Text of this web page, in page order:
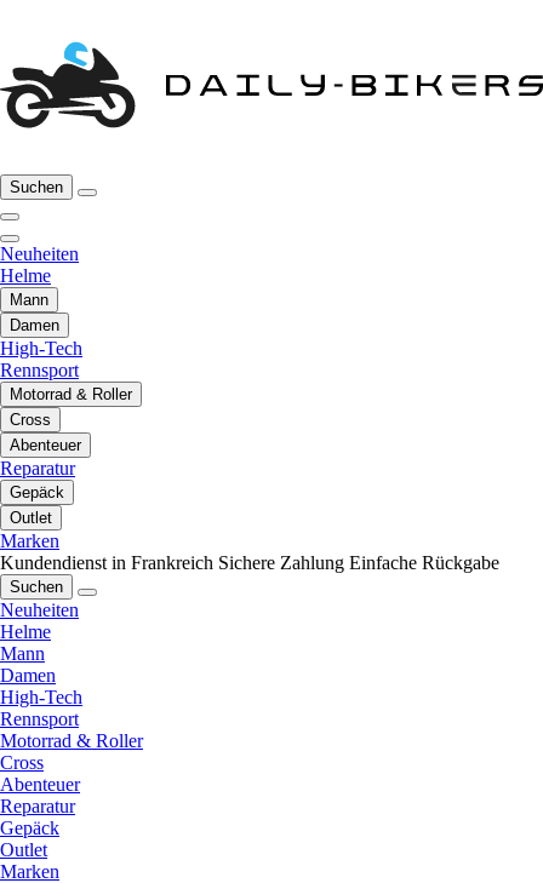
Suchen
Neuheiten
Helme
Mann
Damen
High-Tech
Rennsport
Motorrad & Roller
Cross
Abenteuer
Reparatur
Gepäck
Outlet
Marken
Kundendienst in Frankreich Sichere Zahlung Einfache Rückgabe
Suchen
Neuheiten
Helme
Mann
Damen
High-Tech
Rennsport
Motorrad & Roller
Cross
Abenteuer
Reparatur
Gepäck
Outlet
Marken